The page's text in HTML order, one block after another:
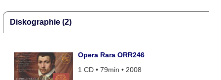
Diskographie (2)
Opera Rara ORR246
1 CD • 79min • 2008